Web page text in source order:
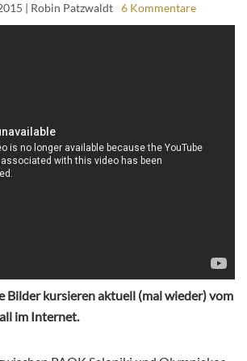
| Robin Patzwaldt 6 Kommentare
Bilder kursieren aktuell (mal wieder) vom
im Internet.